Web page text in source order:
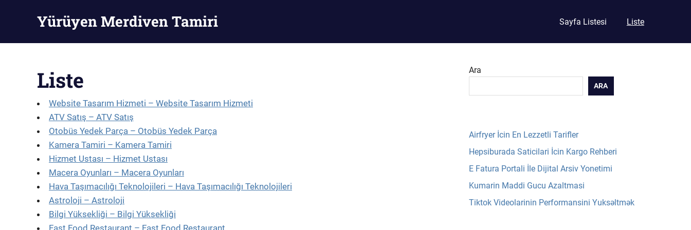
Yürüyen Merdiven Tamiri Sayfa Listesi Liste
Liste
Website Tasarım Hizmeti – Website Tasarım Hizmeti
ATV Satış – ATV Satış
Otobüs Yedek Parça – Otobüs Yedek Parça
Kamera Tamiri – Kamera Tamiri
Hizmet Ustası – Hizmet Ustası
Macera Oyunları – Macera Oyunları
Hava Taşımacılığı Teknolojileri – Hava Taşımacılığı Teknolojileri
Astroloji – Astroloji
Bilgi Yüksekliği – Bilgi Yüksekliği
Fast Food Restaurant – Fast Food Restaurant
Ara
ARA
Airfryer İcin En Lezzetli Tarifler
Hepsiburada Saticilari İcin Kargo Rehberi
E Fatura Portali İle Dijital Arsiv Yonetimi
Kumarin Maddi Gucu Azaltmasi
Tiktok Videolarinin Performansini Yuksəltmək